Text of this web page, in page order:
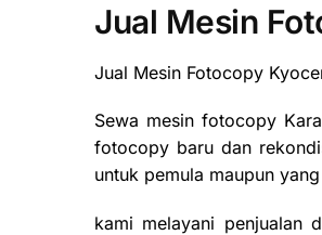
Jual Mesin
Jual Mesin Fotocopy
Sewa mesin fotocopy
fotocopy baru dan
untuk pemula maupun
kami melayani penjualan